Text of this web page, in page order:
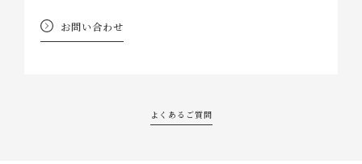
お問い合わせ
よくあるご質問